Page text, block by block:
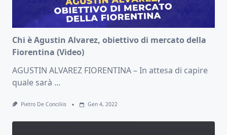
Chi è Agustin Alvarez, obiettivo di mercato della
Fiorentina (Video)
AGUSTIN ALVAREZ FIORENTINA – In attesa di capire
quale sarà ...
Pietro De Conciliis Gen 4, 2022